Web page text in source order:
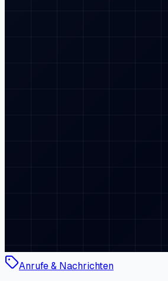
Anrufe & Nachrichten